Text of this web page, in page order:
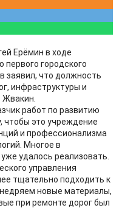
Ерёмин в ходе
городского
заявил, что должность
инфраструктуры и
Жвакин.
работ по развитию
чтобы это учреждение
и профессионализма
Многое в
удалось реализовать.
управления
тщательно подходить к
новые материалы,
при ремонте дорог был